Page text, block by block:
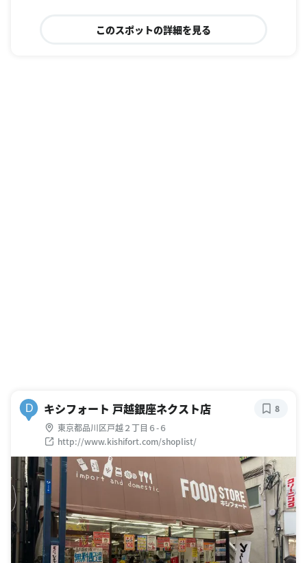
このスポットの詳細を見る
D キシフォート 戸越銀座ネクスト店
東京都品川区戸越２丁目６-６
http://www.kishifort.com/shoplist/
8